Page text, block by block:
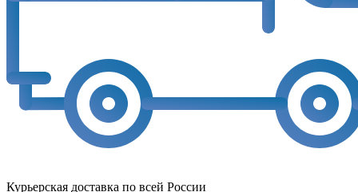
Курьерская доставка по всей России